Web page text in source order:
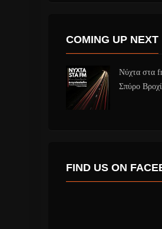
COMING UP NEXT
Νύχτα στα
Σπύρο
FIND US ON